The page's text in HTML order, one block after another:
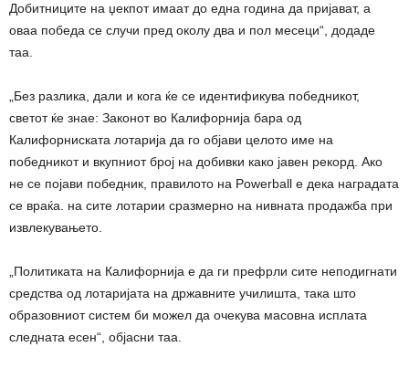
Добитниците на џекпот имаат до една година да пријават, а
оваа победа се случи пред околу два и пол месеци“, додаде
таа.
„Без разлика, дали и кога ќе се идентификува победникот,
светот ќе знае: Законот во Калифорнија бара од
Калифорниската лотарија да го објави целото име на
победникот и вкупниот број на добивки како јавен рекорд. Ако
не се појави победник, правилото на Powerball е дека наградата
се враќа. на сите лотарии сразмерно на нивната продажба при
извлекувањето.
„Политиката на Калифорнија е да ги префрли сите неподигнати
средства од лотаријата на државните училишта, така што
образовниот систем би можел да очекува масовна исплата
следната есен“, објасни таа.